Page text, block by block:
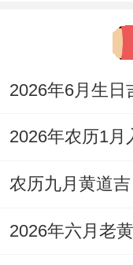
司命；诸事合
4月23日（丙午
安床、搬家等,
冲鸡煞西...
择吉时辰同样
2026年6月生日
2026年六月老